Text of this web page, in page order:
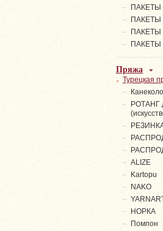
ПАКЕТЫ
ПАКЕТЫ
ПАКЕТЫ
ПАКЕТЫ
Пряжа
Турецкая
РОТАНГ
ALIZE
Kartopu
NAKO
НОРКА
Помпон